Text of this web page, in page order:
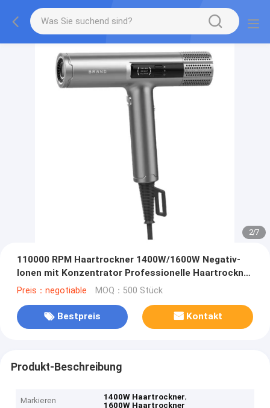
2/7
110000 RPM Haartrockner 1400W/1600W Negativ-
Ionen mit Konzentrator Professionelle Haartrockner
BLDC Motor
Preis：negotiable MOQ：500 Stück
Bestpreis Kontakt
Produkt-Beschreibung
Markieren 1400W Haartrockner,
1600W Haartrockner